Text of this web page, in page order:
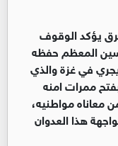
يؤكد الوقوف
المعظم حفظه
في غزة والذي
ممرات امنه
معاناه مواطنيه،
هذا العدوان